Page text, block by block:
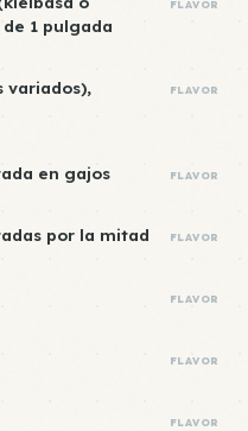
1 pulgada
FLAVOR
variados),
FLAVOR
en gajos FLAVOR
por la mitad FLAVOR
FLAVOR
FLAVOR
FLAVOR